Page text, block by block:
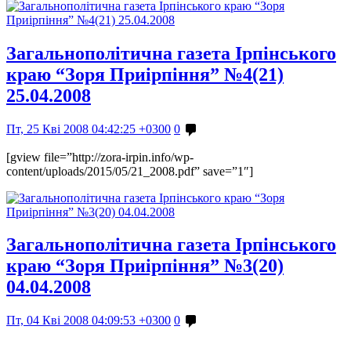
Загальнополітична газета Ірпінського
краю “Зоря Приірпіння” №4(21)
25.04.2008
Пт, 25 Кві 2008 04:42:25 +0300 0
[gview file=”http://zora-irpin.info/wp-
content/uploads/2015/05/21_2008.pdf” save=”1″]
Загальнополітична газета Ірпінського
краю “Зоря Приірпіння” №3(20)
04.04.2008
Пт, 04 Кві 2008 04:09:53 +0300 0